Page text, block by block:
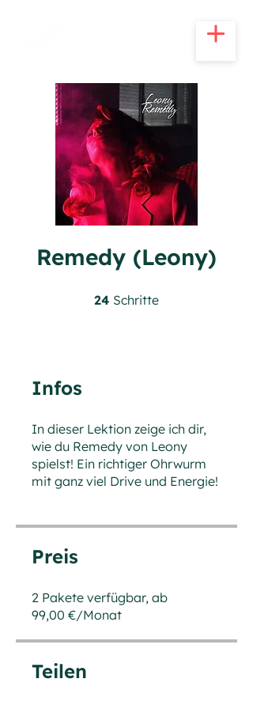
Remedy (Leony)
24 Schritte
Infos
In dieser Lektion zeige ich dir,
wie du Remedy von Leony
spielst! Ein richtiger Ohrwurm
mit ganz viel Drive und Energie!
Preis
2 Pakete verfügbar, ab
99,00 €/Monat
Teilen